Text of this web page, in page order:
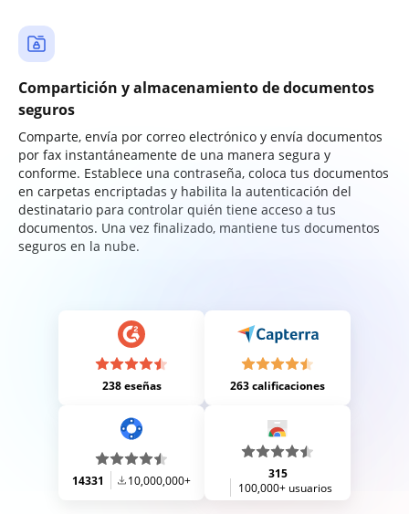
Compartición y almacenamiento de documentos
seguros
Comparte, envía por correo electrónico y envía documentos
por fax instantáneamente de una manera segura y
conforme. Establece una contraseña, coloca tus documentos
en carpetas encriptadas y habilita la autenticación del
destinatario para controlar quién tiene acceso a tus
documentos. Una vez finalizado, mantiene tus documentos
seguros en la nube.
238 eseñas 263 calificaciones
14331 10,000,000+
315
100,000+ usuarios